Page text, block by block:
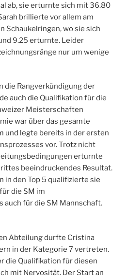
ab, sie erturnte sich mit 36.80
brillierte vor allem am
Schaukelringen, wo sie sich
9.25 erturnte. Leider
nur um wenige
die Rangverkündigung der
auch die Qualifikation für die
Meisterschaften
war über das gesamte
und legte bereits in der ersten
vor. Trotz nicht
erturnte
beeindruckendes Resultat.
in den Top 5 qualifizierte sie
die SM im
auch für die SM Mannschaft.
Abteilung durfte Cristina
in der Kategorie 7 vertreten.
die Qualifikation für diesen
mit Nervosität. Der Start an